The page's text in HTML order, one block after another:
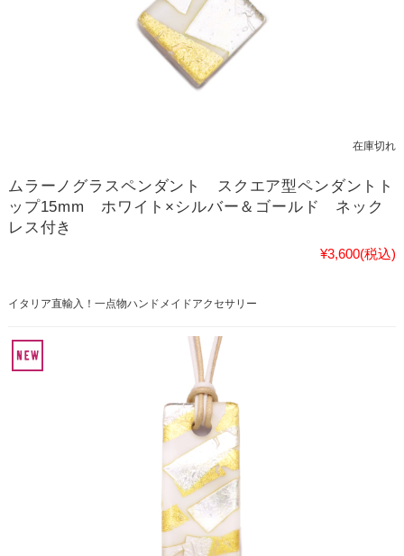
在庫切れ
ムラーノグラスペンダント スクエア型ペンダントト
ップ15mm ホワイト×シルバー＆ゴールド ネック
レス付き
¥3,600(税込)
イタリア直輸入！一点物ハンドメイドアクセサリー